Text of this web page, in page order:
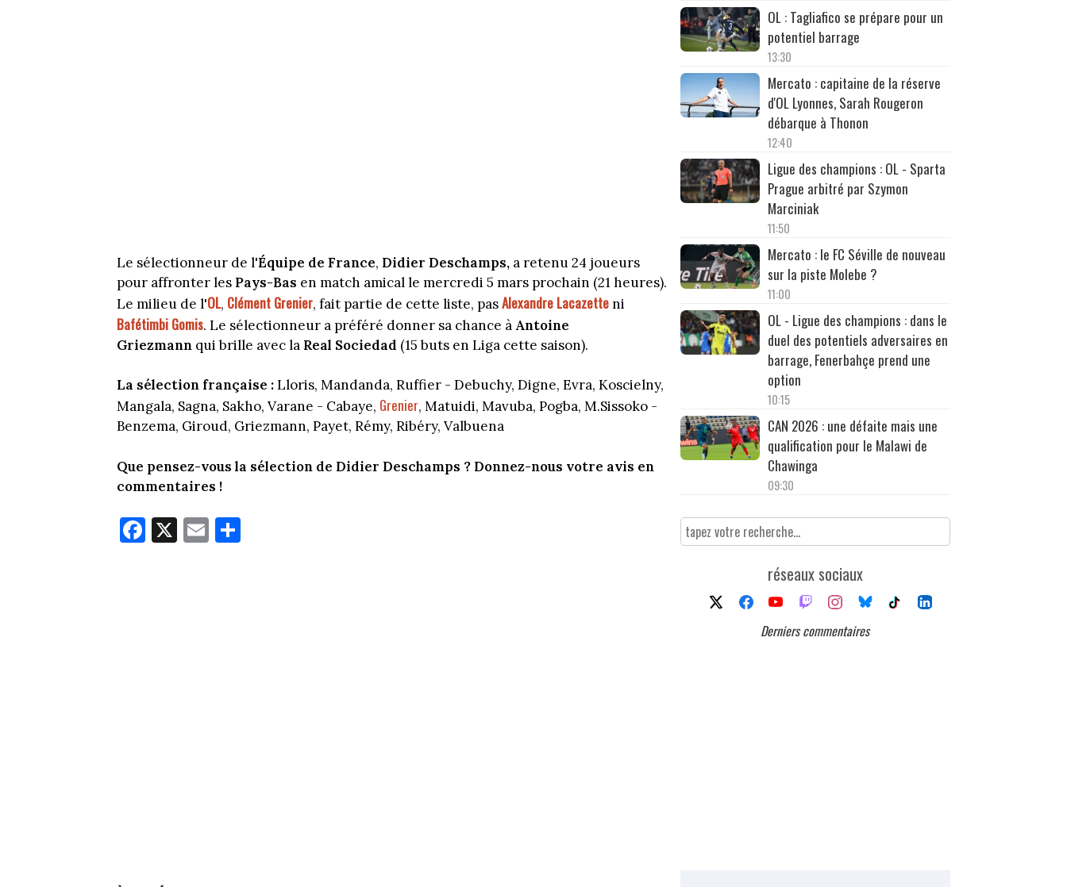
Le sélectionneur de l'Équipe de France, Didier Deschamps, a retenu 24 joueurs
pour affronter les Pays-Bas en match amical le mercredi 5 mars prochain (21 heures).
Le milieu de l'OL, Clément Grenier, fait partie de cette liste, pasAlexandre Lacazetteni
Bafétimbi Gomis. Le sélectionneur a préféré donner sa chance à Antoine
Griezmann qui brille avec la Real Sociedad (15 buts en Liga cette saison).
La sélection française :Lloris, Mandanda, Ruffier - Debuchy, Digne, Evra, Koscielny,
Mangala, Sagna, Sakho, Varane - Cabaye, Grenier, Matuidi, Mavuba, Pogba, M.Sissoko -
Benzema, Giroud, Griezmann, Payet, Rémy, Ribéry, Valbuena
Que pensez-vous la sélection de Didier Deschamps ? Donnez-nous votre avis en
commentaires !
Fa
ce
X E
m
OL : Tagliafico se prépare pour un
potentiel barrage
13:30
Mercato : capitaine de la réserve
d'OL Lyonnes, Sarah Rougeron
débarque à Thonon
12:40
Ligue des champions : OL - Sparta
Prague arbitré par Szymon
Marciniak
11:50
Mercato : le FC Séville de nouveau
sur la piste Molebe ?
11:00
OL - Ligue des champions : dans le
duel des potentiels adversaires en
barrage, Fenerbahçe prend une
option
10:15
CAN 2026 : une défaite mais une
qualification pour le Malawi de
Chawinga
09:30
réseaux sociaux
Derniers commentaires